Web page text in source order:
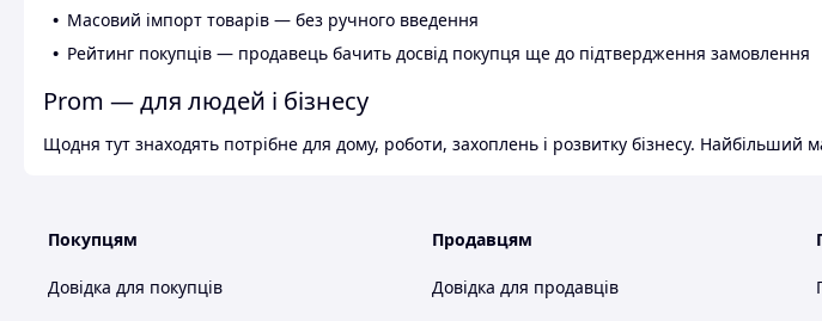
Масовий імпорт товарів — без ручного введення
Рейтинг покупців — продавець бачить досвід покупця ще до підтвердження замовлення
Prom — для людей і бізнесу
Щодня тут знаходять потрібне для дому, роботи, захоплень і розвитку бізнесу. Найбільший
Покупцям
Довідка для покупців
Продавцям
Довідка для продавців